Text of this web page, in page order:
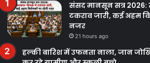
संसद मानसून सत्र 2026:
टकराव जारी, कई अहम
नजर
21 hours ago
हल्की बारिश में उफनता नाला, जान